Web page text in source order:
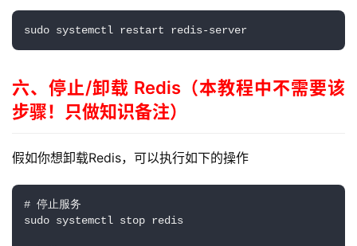
品
中
心
W
E
3
0
登录 注册
sudo systemctl restart redis-server
六、停止/卸载 Redis（本教程中不需要该
步骤！ 只做知识备注）
假如你想卸载Redis，可以执行如下的操作
# 停止服务
sudo systemctl stop redis